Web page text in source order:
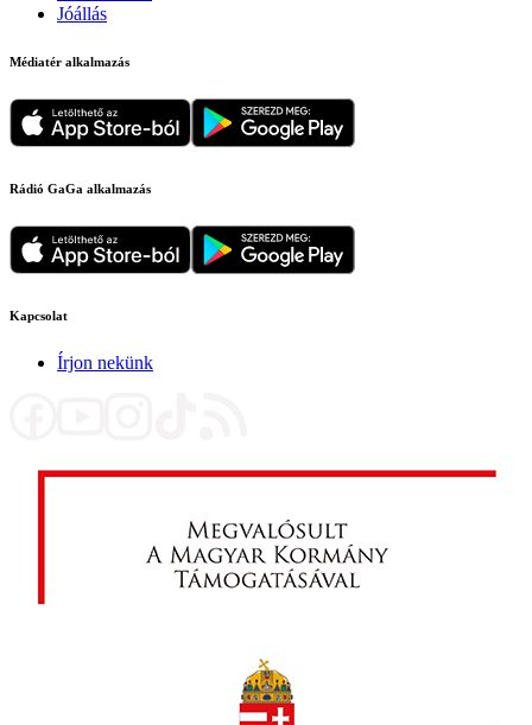
Jóállás
Médiatér alkalmazás
Rádió GaGa alkalmazás
Kapcsolat
Írjon nekünk